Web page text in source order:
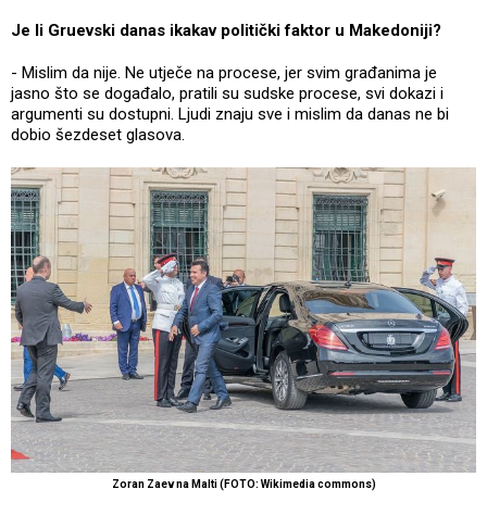
Je li Gruevski danas ikakav politički faktor u Makedoniji?
- Mislim da nije. Ne utječe na procese, jer svim građanima je
jasno što se događalo, pratili su sudske procese, svi dokazi i
argumenti su dostupni. Ljudi znaju sve i mislim da danas ne bi
dobio šezdeset glasova.
Zoran Zaev na Malti (FOTO: Wikimedia commons)